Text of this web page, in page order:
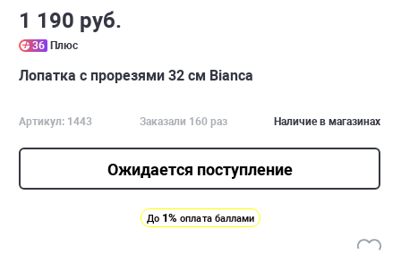
1 190 руб.
36 Плюс
Лопатка с прорезями 32 см Bianca
Артикул: 1443 Заказали 160 раз Наличие в магазинах
Ожидается поступление
До 1% оплата баллами